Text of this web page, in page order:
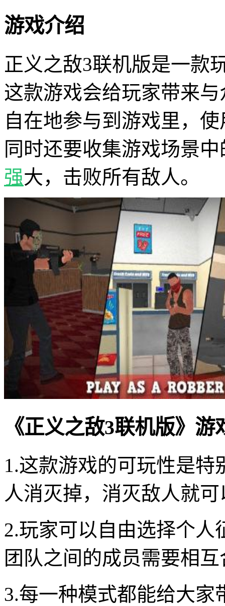
游戏介绍
正义之敌3联机版是一款
这款游戏会给玩家带来
自在地参与到游戏里，
同时还要收集游戏场景
强大，击败所有敌人。
《正义之敌3联机版》游
1.这款游戏的可玩性是
人消灭掉，消灭敌人就
2.玩家可以自由选择个
团队之间的成员需要相
3.每一种模式都能给大